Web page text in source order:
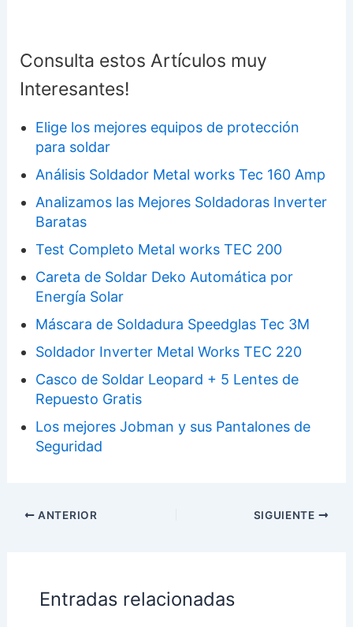
Consulta estos Artículos muy
Interesantes!
Elige los mejores equipos de protección
para soldar
Análisis Soldador Metal works Tec 160 Amp
Analizamos las Mejores Soldadoras Inverter
Baratas
Test Completo Metal works TEC 200
Careta de Soldar Deko Automática por
Energía Solar
Máscara de Soldadura Speedglas Tec 3M
Soldador Inverter Metal Works TEC 220
Casco de Soldar Leopard + 5 Lentes de
Repuesto Gratis
Los mejores Jobman y sus Pantalones de
Seguridad
ANTERIOR SIGUIENTE
Entradas relacionadas